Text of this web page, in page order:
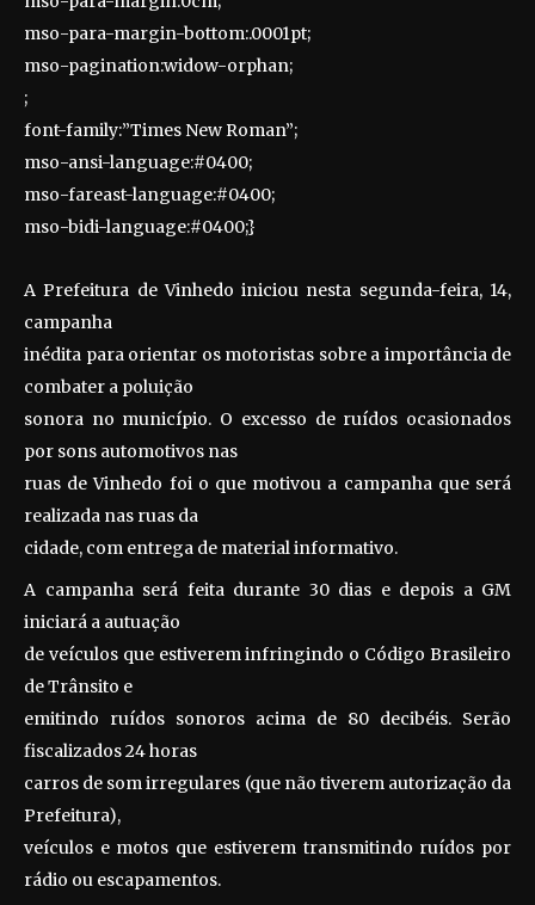
mso-para-margin-bottom:.0001pt;
mso-pagination:widow-orphan;
;
font-family:”Times New Roman”;
mso-ansi-language:#0400;
mso-fareast-language:#0400;
mso-bidi-language:#0400;}
A Prefeitura de Vinhedo iniciou nesta segunda-feira, 14,
campanha
inédita para orientar os motoristas sobre a importância de
combater a poluição
sonora no município. O excesso de ruídos ocasionados
por sons automotivos nas
ruas de Vinhedo foi o que motivou a campanha que será
realizada nas ruas da
cidade, com entrega de material informativo.
A campanha será feita durante 30 dias e depois a GM
iniciará a autuação
de veículos que estiverem infringindo o Código Brasileiro
de Trânsito e
emitindo ruídos sonoros acima de 80 decibéis. Serão
fiscalizados 24 horas
carros de som irregulares (que não tiverem autorização da
Prefeitura),
veículos e motos que estiverem transmitindo ruídos por
rádio ou escapamentos.